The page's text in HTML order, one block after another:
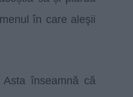
în care aleşii
înseamnă că